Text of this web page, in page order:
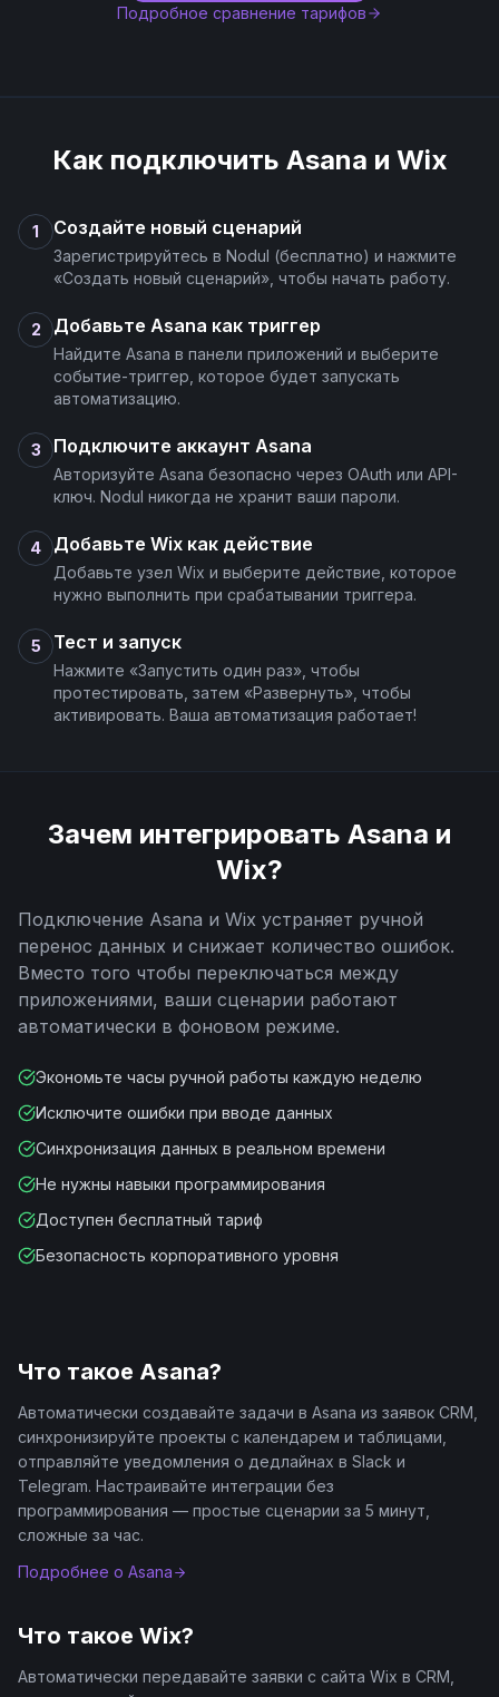
Подробное сравнение тарифов
Как подключить Asana и Wix
1 Создайте новый сценарий
Зарегистрируйтесь в Nodul (бесплатно) и нажмите
«Создать новый сценарий», чтобы начать работу.
2 Добавьте Asana как триггер
Найдите Asana в панели приложений и выберите
событие-триггер, которое будет запускать
автоматизацию.
3 Подключите аккаунт Asana
Авторизуйте Asana безопасно через OAuth или API-
ключ. Nodul никогда не хранит ваши пароли.
4 Добавьте Wix как действие
Добавьте узел Wix и выберите действие, которое
нужно выполнить при срабатывании триггера.
5 Тест и запуск
Нажмите «Запустить один раз», чтобы
протестировать, затем «Развернуть», чтобы
активировать. Ваша автоматизация работает!
Зачем интегрировать Asana и
Wix?
Подключение Asana и Wix устраняет ручной
перенос данных и снижает количество ошибок.
Вместо того чтобы переключаться между
приложениями, ваши сценарии работают
автоматически в фоновом режиме.
Экономьте часы ручной работы каждую неделю
Исключите ошибки при вводе данных
Синхронизация данных в реальном времени
Не нужны навыки программирования
Доступен бесплатный тариф
Безопасность корпоративного уровня
Что такое Asana?
Автоматически создавайте задачи в Asana из заявок CRM,
синхронизируйте проекты с календарем и таблицами,
отправляйте уведомления о дедлайнах в Slack и
Telegram. Настраивайте интеграции без
программирования — простые сценарии за 5 минут,
сложные за час.
Подробнее о Asana
Что такое Wix?
Автоматически передавайте заявки с сайта Wix в CRM,